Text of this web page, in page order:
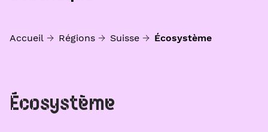
Accueil Régions Suisse Écosystème
Écosystème